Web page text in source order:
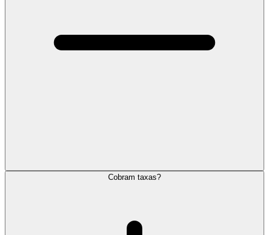
Cobram taxas?